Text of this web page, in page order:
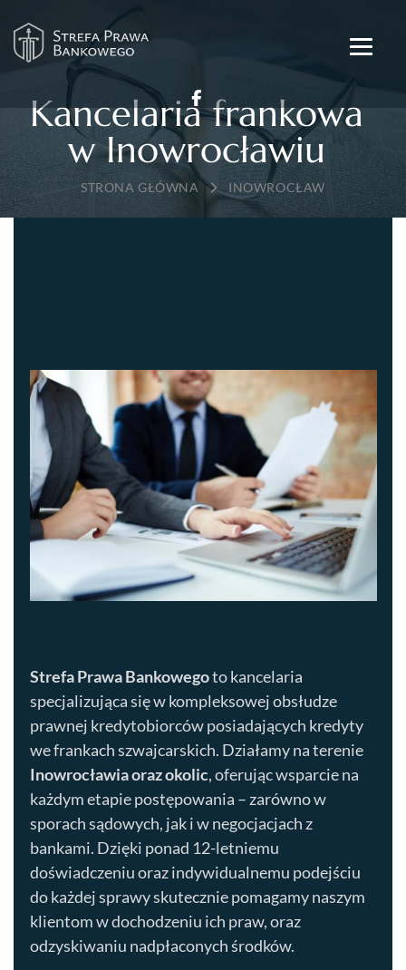
Kancelaria frankowa
w Inowrocławiu
→ INOWROCŁAW
Strefa Prawa Bankowegoto kancelaria
specjalizująca się w kompleksowej obsłudze
prawnej kredytobiorców posiadających kredyty
we frankach szwajcarskich. Działamy na terenie
Inowrocławiaoraz okolic, oferując wsparcie na
każdym etapie postępowania – zarówno w
sporach sądowych, jak i w negocjacjach z
bankami. Dzięki ponad 12-letniemu
doświadczeniu oraz indywidualnemu podejściu
do każdej sprawy skutecznie pomagamy naszym
klientom w dochodzeniu ich praw, oraz
odzyskiwaniu nadpłaconych środków.